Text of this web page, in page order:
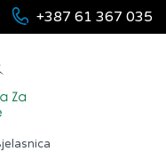
+387 61 367 035